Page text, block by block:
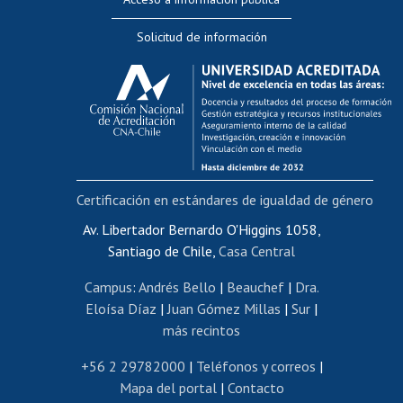
Evaluación docente
Calificación académica
Postulación al AUCAI
Funcionarias/os
Cursos internos de capacitación
Bienestar del personal
Portal de movilidad interna
Certificado de renta
Certificado de renta honorarios
Editar páginas blancas
Extranjeras/os
Revalidación y reconocimiento de títulos
Postulación al Programa de Movilidad Estudiantil
Solicitud de información
Av. Libertador Bernardo O'Higgins 1058,
Santiago de Chile, Casa Central
Campus: Andrés Bello | Beauchef| Dra.
Eloísa Díaz |Juan Gómez Millas | Sur |
más recintos
+56 2 29782000 | Teléfonos y correos |
Mapa del portal| Contacto
Certificación en estándares de igualdad de género